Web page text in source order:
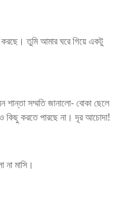
তুমি আমার ঘরে গিয়ে একটু
সম্মতি জানালো- বোকা ছেলে
কিছু করতে পারছে না। দূর আচোদা!
মাসি।